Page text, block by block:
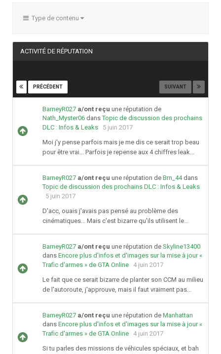
Type de contenu
ACTIVITÉ DE RÉPUTATION
PRÉCÉDENT SUIVANT
BarneyR027 a/ont reçu une réputation de
Nath_Myster06 dansTopic de discussion des prochains
DLC : Infos & Leaks
5 juin 2017
Moi j'y pense parfois mais je me dis ce serait trop beau
pour être vrai... Parfois je repense aux 4 chiffres leak...
BarneyR027 a/ont reçu une réputation de Brn_44dans
Topic de discussion des prochains DLC : Infos & Leaks
5 juin 2017
D'acc, ouais j'avais pas pensé au problème des
cinématiques... Mais c'est bizarre qu'ils utilisent le...
BarneyR027 a/ont reçu une réputation de Skyline13400
dans Encore plus d'infos et d'images sur la mise à jour «
Trafic d'armes » de GTA Online
4 juin 2017
Le fait que ce serait bizarre de planter son CCM au milieu
de l'autoroute, j'approuve, mais il faut vraiment pas...
BarneyR027 a/ont reçu une réputation de Manhattan
dans Encore plus d'infos et d'images sur la mise à jour «
Trafic d'armes » de GTA Online
4 juin 2017
Si tu parles des missions de véhicules spéciaux, et bah